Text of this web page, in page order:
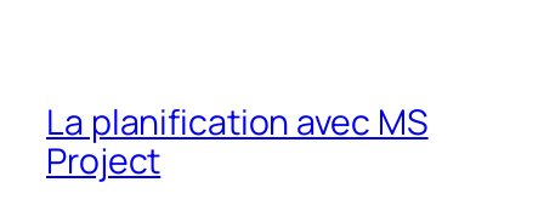
La planification avec MS
Project